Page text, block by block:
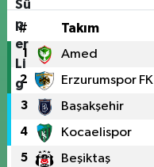
# Takım
1 Amed
2 Erzurumspor FK
3 Başakşehir
4 Kocaelispor
5 Beşiktaş